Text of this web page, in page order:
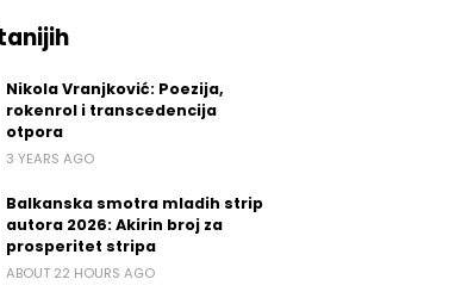
Nikola Vranjković: Poezija,
rokenrol i transcedencija
otpora
3 YEARS AGO
Balkanska smotra mladih strip
autora 2026: Akirin broj za
prosperitet stripa
ABOUT 22 HOURS AGO